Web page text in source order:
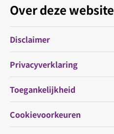
Over deze website
Disclaimer
Privacyverklaring
Toegankelijkheid
Cookievoorkeuren